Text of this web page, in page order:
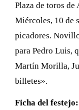
Plaza de toros
Miércoles, 10 de
picadores.
para Pedro Luis,
Martín Morilla,
billetes».
Ficha del festejo: